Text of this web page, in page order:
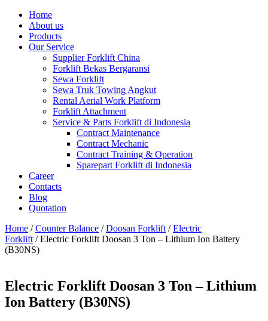
Home
About us
Products
Our Service
Supplier Forklift China
Forklift Bekas Bergaransi
Sewa Forklift
Sewa Truk Towing Angkut
Rental Aerial Work Platform
Forklift Attachment
Service & Parts Forklift di Indonesia
Contract Maintenance
Contract Mechanic
Contract Training & Operation
Sparepart Forklift di Indonesia
Career
Contacts
Blog
Quotation
Home /Counter Balance /Doosan Forklift /Electric
Forklift / Electric Forklift Doosan 3 Ton – Lithium Ion Battery
(B30NS)
Electric Forklift Doosan 3 Ton – Lithium
Ion Battery (B30NS)